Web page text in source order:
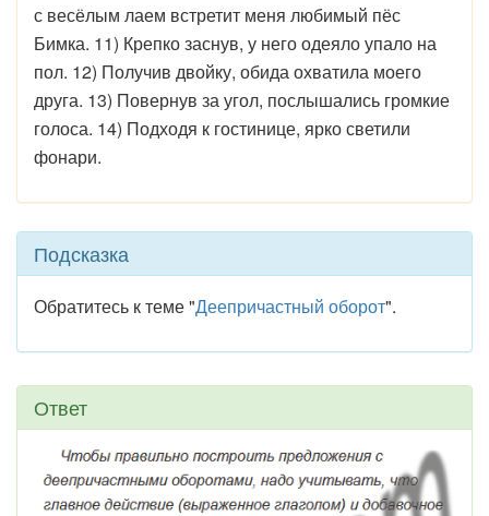
с весёлым лаем встретит меня любимый пёс
Бимка. 11) Крепко заснув, у него одеяло упало на
пол. 12) Получив двойку, обида охватила моего
друга. 13) Повернув за угол, послышались громкие
голоса. 14) Подходя к гостинице, ярко светили
фонари.
Подсказка
Обратитесь к теме "Деепричастный оборот".
Ответ